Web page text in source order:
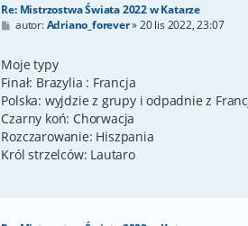
Re: Mistrzostwa Świata 2022 w Katarze
P
t
autor:Adriano_forever»20 lis 2022, 23:07
Moje typy
Finał: Brazylia : Francja
Polska: wyjdzie z grupy i odpadnie z
Czarny koń: Chorwacja
Rozczarowanie: Hiszpania
Król strzelców: Lautaro